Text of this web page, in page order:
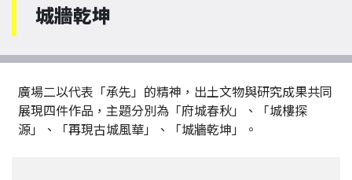
城牆乾坤
廣場二以代表「承先」的精神，出土文物與研究成果共同
展現四件作品，主題分別為「府城春秋」、「城樓探
源」、「再現古城風華」、「城牆乾坤」。